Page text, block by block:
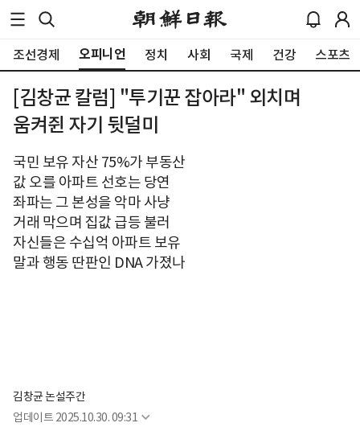
조선경제 오피니언 정치 사회 국제 건강 스포츠
[김창균 칼럼] "투기꾼 잡아라" 외치며
움켜쥔 자기 뒷덜미
국민 보유 자산 75%가 부동산
값 오를 아파트 선호는 당연
좌파는 그 본성을 악마 사냥
거래 막으며 집값 급등 불러
자신들은 수십억 아파트 보유
말과 행동 딴판인 DNA 가졌나
김창균 논설주간
업데이트 2025.10.30. 09:31